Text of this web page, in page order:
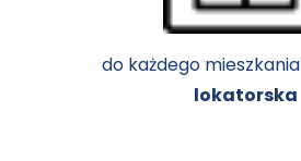
do każdego mieszkania
lokatorska